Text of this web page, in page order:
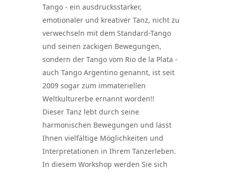
Tango - ein ausdrucksstarker,
emotionaler und kreativer Tanz, nicht zu
verwechseln mit dem Standard-Tango
und seinen zackigen Bewegungen,
sondern der Tango vom Rio de la Plata -
auch Tango Argentino genannt, ist seit
2009 sogar zum immateriellen
Weltkulturerbe ernannt worden!!
Dieser Tanz lebt durch seine
harmonischen Bewegungen und lässt
Ihnen vielfältige Möglichkeiten und
Interpretationen in Ihrem Tanzerleben.
In diesem Workshop werden Sie sich